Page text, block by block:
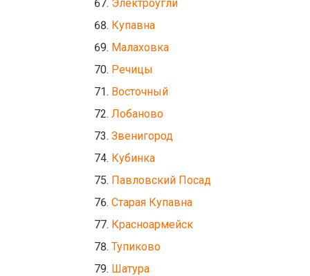
Электроугли
Купавна
Малаховка
Речицы
Восточный
Лобаново
Звенигород
Кубинка
Павловский Посад
Старая Купавна
Красноармейск
Тупиково
Шатура